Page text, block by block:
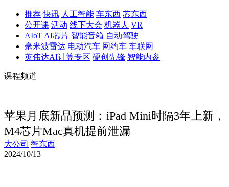
推荐 快讯 人工智能 车东西 芯东西
公开课 活动 线下大会 机器人 VR
AIoT AI芯片 智能音箱 自动驾驶
毫米波雷达 电动汽车 网约车 车联网
英伟达AI计算专区 硬创先锋 智能内参
课程频道
苹果月底新品预测：iPad Mini时隔3年上新，
M4芯片Mac真机提前泄漏
大公司 智东西
2024/10/13